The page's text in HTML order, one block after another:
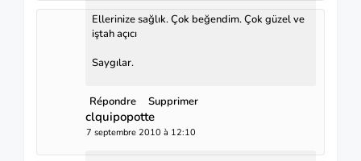
Ellerinize sağlık. Çok beğendim. Çok güzel ve
iştah açıcı
Saygılar.
Répondre Supprimer
clquipopotte
7 septembre 2010 à 12:10